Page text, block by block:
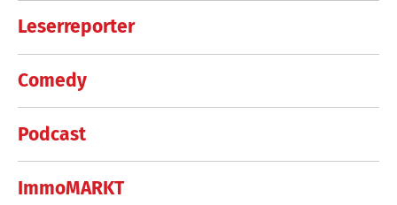
Leserreporter
Comedy
Podcast
ImmoMARKT